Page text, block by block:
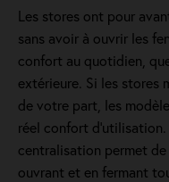
Les stores ont pour
sans avoir à ouvrir les
confort au quotidien,
extérieure. Si les stores
de votre part, les
réel confort
centralisation permet
ouvrant et en fermant